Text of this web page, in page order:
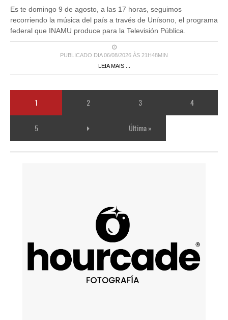
Es te domingo 9 de agosto, a las 17 horas, seguimos
recorriendo la música del país a través de Unísono, el programa
federal que INAMU produce para la Televisión Pública.
PUBLICADO DIA 06/08/2026 ÀS 21H48MIN
LEIA MAIS ...
1 2 3 4
5 Última »